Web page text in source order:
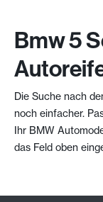
Bmw 5
Die Suche nach
noch einfacher.
Ihr BMW
das Feld oben